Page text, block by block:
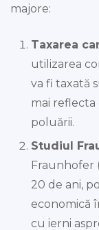
majore:
Taxarea
utilizarea
va fi taxată
mai reflecta
poluării.
Studiul
Fraunhofer
20 de ani,
economică
cu ierni